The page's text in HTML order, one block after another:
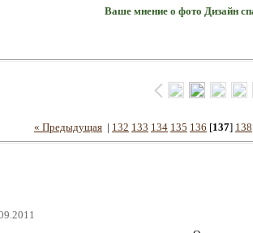
Ваше мнение о фото Дизайн
« Предыдущая | 132 133 134 135 136 [137] 138